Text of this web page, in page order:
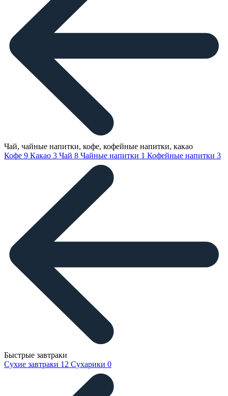
Чай, чайные напитки, кофе, кофейные напитки, какао
Кофе 9 Какао 3 Чай 8 Чайные напитки 1 Кофейные напитки 3
Быстрые завтраки
Сухие завтраки 12 Сухарики 0